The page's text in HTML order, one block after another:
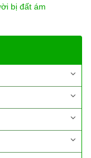
bị đất ám